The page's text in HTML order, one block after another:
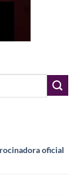
oficial